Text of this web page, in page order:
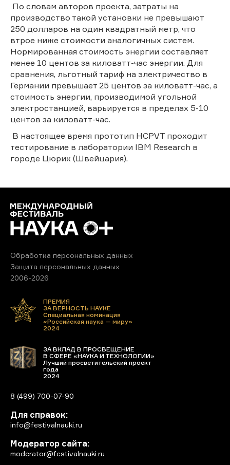
По словам авторов проекта, затраты на
производство такой установки не превышают
250 долларов на один квадратный метр, что
втрое ниже стоимости аналогичных систем.
Нормированная стоимость энергии составляет
менее 10 центов за киловатт-час энергии. Для
сравнения, льготный тариф на электричество в
Германии превышает 25 центов за киловатт-час, а
стоимость энергии, производимой угольной
электростанцией, варьируется в пределах 5-10
центов за киловатт-час.
В настоящее время прототип HCPVT проходит
тестирование в лаборатории IBM Research в
городе Цюрих (Швейцария).
Обработка персональных данных
Защита персональных данных
2006-2026
ПРЕМИЯ
ЗА ВЕРНОСТЬ НАУКЕ
Специальная номинация
«Российская наука — миру»
2024
ЗА ВКЛАД В ПРОСВЕЩЕНИЕ
В СФЕРЕ «НАУКА И ТЕХНОЛОГИИ»
Лучший просветительский проект
года
2024
8 (499) 700-07-90
Для справок:
info@festivalnauki.ru
Модератор сайта:
moderator@festivalnauki.ru